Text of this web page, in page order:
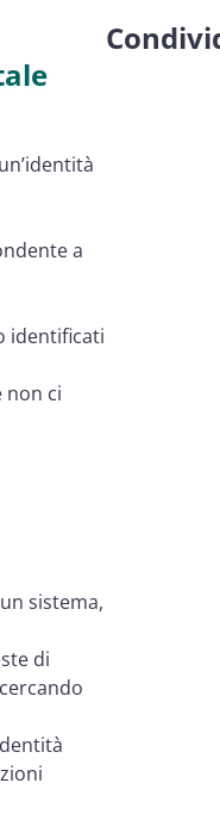
a
identificati
non ci
sistema,
di